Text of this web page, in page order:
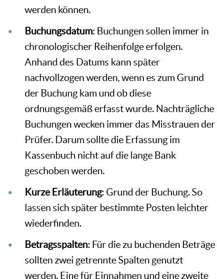
werden können.
Buchungsdatum: Buchungen sollen immer in
chronologischer Reihenfolge erfolgen.
Anhand des Datums kann später
nachvollzogen werden, wenn es zum Grund
der Buchung kam und ob diese
ordnungsgemäß erfasst wurde. Nachträgliche
Buchungen wecken immer das Misstrauen der
Prüfer. Darum sollte die Erfassung im
Kassenbuch nicht auf die lange Bank
geschoben werden.
Kurze Erläuterung: Grund der Buchung. So
lassen sich später bestimmte Posten leichter
wiederfinden.
Betragsspalten: Für die zu buchenden Beträge
sollten zwei getrennte Spalten genutzt
werden. Eine für Einnahmen und eine zweite